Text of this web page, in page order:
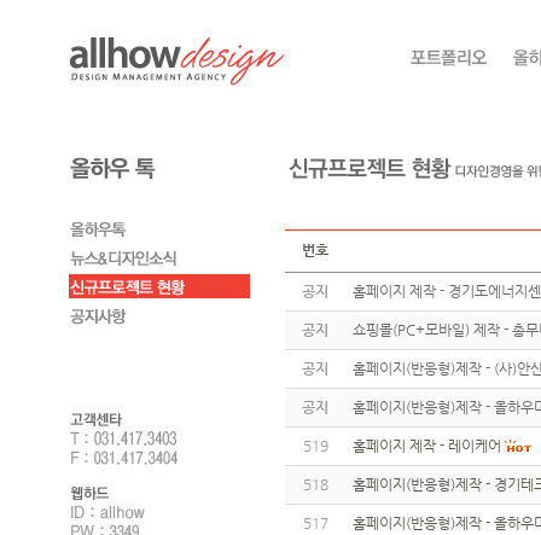
번호
공지 홈페이지 제작 - 경기도에너지
공지 쇼핑몰(PC+모바일) 제작 - 총
공지 홈페이지(반응형)제작 - (사)안
공지 홈페이지(반응형)제작 - 올하우
519 홈페이지 제작 - 레이케어
518 홈페이지(반응형)제작 - 경기테
517 홈페이지(반응형)제작 - 올하우